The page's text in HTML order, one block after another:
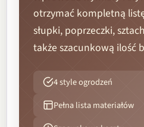
otrzymać kompletną
słupki, poprzeczki,
także szacunkową ilość
4 style ogrodzeń
Pełna lista materiałów